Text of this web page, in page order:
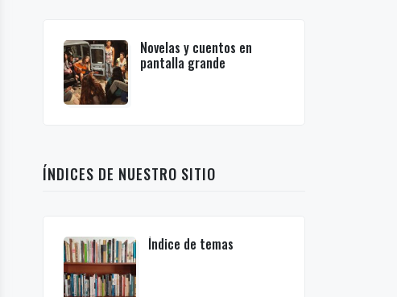
Novelas y cuentos en
pantalla grande
ÍNDICES DE NUESTRO SITIO
Índice de temas